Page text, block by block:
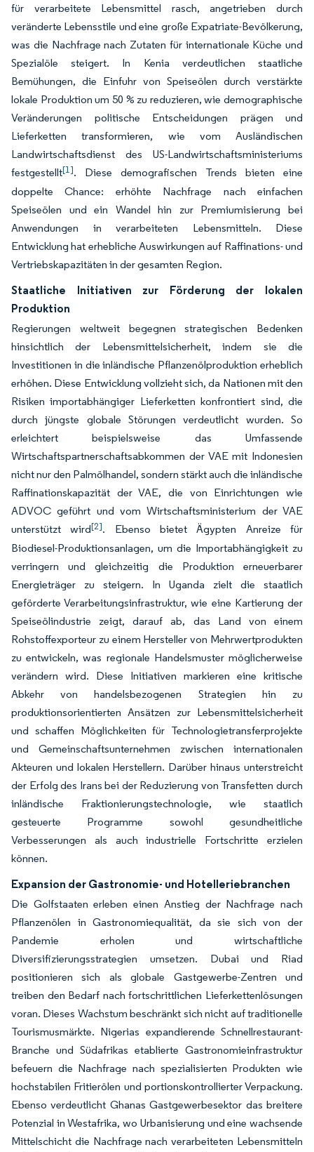
für verarbeitete Lebensmittel rasch, angetrieben durch
veränderte Lebensstile und eine große Expatriate-Bevölkerung,
was die Nachfrage nach Zutaten für internationale Küche und
Spezialöle steigert. In Kenia verdeutlichen staatliche
Bemühungen, die Einfuhr von Speiseölen durch verstärkte
lokale Produktion um 50 % zu reduzieren, wie demographische
Veränderungen politische Entscheidungen prägen und
Lieferketten transformieren, wie vom Ausländischen
Landwirtschaftsdienst des US-Landwirtschaftsministeriums
festgestellt[1]. Diese demografischen Trends bieten eine
doppelte Chance: erhöhte Nachfrage nach einfachen
Speiseölen und ein Wandel hin zur Premiumisierung bei
Anwendungen in verarbeiteten Lebensmitteln. Diese
Entwicklung hat erhebliche Auswirkungen auf Raffinations- und
Vertriebskapazitäten in der gesamten Region.
Staatliche Initiativen zur Förderung der lokalen
Produktion
Regierungen weltweit begegnen strategischen Bedenken
hinsichtlich der Lebensmittelsicherheit, indem sie die
Investitionen in die inländische Pflanzenölproduktion erheblich
erhöhen. Diese Entwicklung vollzieht sich, da Nationen mit den
Risiken importabhängiger Lieferketten konfrontiert sind, die
durch jüngste globale Störungen verdeutlicht wurden. So
erleichtert beispielsweise das Umfassende
Wirtschaftspartnerschaftsabkommen der VAE mit Indonesien
nicht nur den Palmölhandel, sondern stärkt auch die inländische
Raffinations­kapazität der VAE, die von Einrichtungen wie
ADVOC geführt und vom Wirtschaftsministerium der VAE
unterstützt wird[2]. Ebenso bietet Ägypten Anreize für
Biodiesel-Produktionsanlagen, um die Importabhängigkeit zu
verringern und gleichzeitig die Produktion erneuerbarer
Energieträger zu steigern. In Uganda zielt die staatlich
geförderte Verarbeitungsinfrastruktur, wie eine Kartierung der
Speiseölindustrie zeigt, darauf ab, das Land von einem
Rohstoffexporteur zu einem Hersteller von Mehrwertprodukten
zu entwickeln, was regionale Handelsmuster möglicherweise
verändern wird. Diese Initiativen markieren eine kritische
Abkehr von handelsbezogenen Strategien hin zu
produktionsorientierten Ansätzen zur Lebensmittelsicherheit
und schaffen Möglichkeiten für Technologietransferprojekte
und Gemeinschaftsunternehmen zwischen internationalen
Akteuren und lokalen Herstellern. Darüber hinaus unterstreicht
der Erfolg des Irans bei der Reduzierung von Transfetten durch
inländische Fraktionierungstechnologie, wie staatlich
gesteuerte Programme sowohl gesundheitliche
Verbesserungen als auch industrielle Fortschritte erzielen
können.
Expansion der Gastronomie- und Hotelleriebranchen
Die Golfstaaten erleben einen Anstieg der Nachfrage nach
Pflanzenölen in Gastronomiequalität, da sie sich von der
Pandemie erholen und wirtschaftliche
Diversifizierungsstrategien umsetzen. Dubai und Riad
positionieren sich als globale Gastgewerbe-Zentren und
treiben den Bedarf nach fortschrittlichen Lieferkettenlösungen
voran. Dieses Wachstum beschränkt sich nicht auf traditionelle
Tourismusmärkte. Nigerias expandierende Schnellrestaurant-
Branche und Südafrikas etablierte Gastronomieinfrastruktur
befeuern die Nachfrage nach spezialisierten Produkten wie
hochstabilen Fritierölen und portionskontrollierter Verpackung.
Ebenso verdeutlicht Ghanas Gastgewerbesektor das breitere
Potenzial in Westafrika, wo Urbanisierung und eine wachsende
Mittelschicht die Nachfrage nach verarbeiteten Lebensmitteln